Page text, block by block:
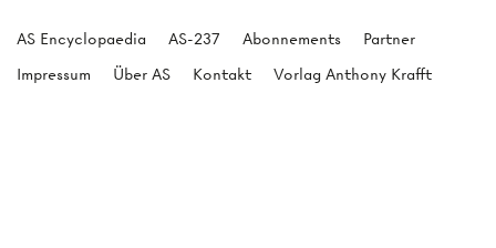
AS Encyclopaedia AS-237 Abonnements
Partner
Impressum
Über AS Kontakt Vorlag Anthony Krafft